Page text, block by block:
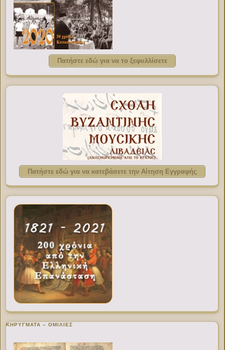
Πατήστε εδώ για να το ξεφυλλίσετε
Πατήστε εδώ για να κατεβάσετε την Αίτηση Εγγραφής
ΚΗΡΥΓΜΑΤΑ – ΟΜΙΛΙΕΣ